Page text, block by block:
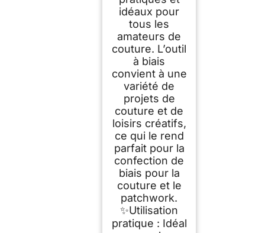
idéaux pour
tous les
amateurs de
couture. L’outil
à biais
convient à une
variété de
projets de
couture et de
loisirs créatifs,
ce qui le rend
parfait pour la
confection de
biais pour la
couture et le
patchwork.
✨Utilisation
pratique : Idéal